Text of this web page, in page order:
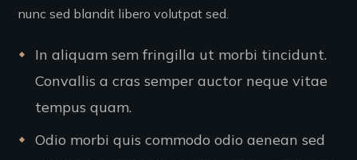
nunc sed blandit libero volutpat sed.
In aliquam sem fringilla ut morbi tincidunt.
Convallis a cras semper auctor neque vitae
tempus quam.
Odio morbi quis commodo odio aenean sed